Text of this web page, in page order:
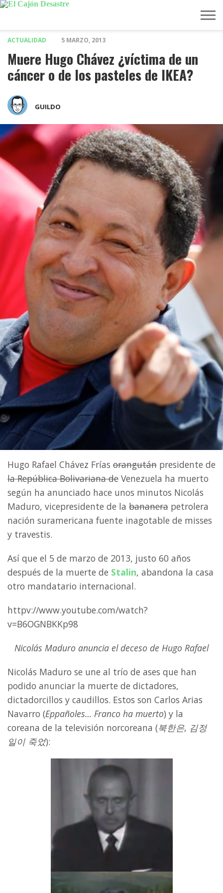
ACTUALIDAD 5 MARZO, 2013
Muere Hugo Chávez ¿víctima de un
cáncer o de los pasteles de IKEA?
GUILDO
Hugo Rafael Chávez Frías orangután presidente de
la República Bolivariana de Venezuela ha muerto
según ha anunciado hace unos minutos Nicolás
Maduro, vicepresidente de la bananera petrolera
nación suramericana fuente inagotable de misses
y travestis.
Así que el 5 de marzo de 2013, justo 60 años
después de la muerte de Stalin, abandona la casa
otro mandatario internacional.
httpv://www.youtube.com/watch?
v=B6OGNBKKp98
Nicolás Maduro anuncia el deceso de Hugo Rafael
Nicolás Maduro se une al trío de ases que han
podido anunciar la muerte de dictadores,
dictadorcillos y caudillos. Estos son Carlos Arias
Navarro (Eppañoles… Franco ha muerto) y la
coreana de la televisión norcoreana (북한은, 김정
일이 죽었):